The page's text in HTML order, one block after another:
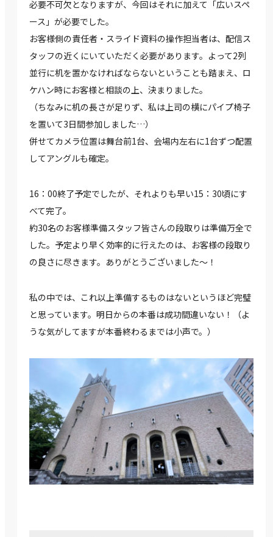
必要不可欠となりますが、今回はそれに加えて「広いスペ
ース」が必要でした。
お客様側の責任者・スライド資料の操作担当者は、配信ス
タッフの近くにいていただく必要があります。よって2列
並行に机を置かなければならないということも踏まえ、ロ
ケハン時にお客様と相談の上、決まりました。
（ちなみに机の長さが足りず、私は上司の横にパイプ椅子
を置いて3日間参加しました…）
併せてカメラ位置は舞台前1台、会場内左右に1台ずつ配置
してアングルも確定。
16：00終了予定でしたが、それよりも早い15：30頃にす
べて完了。
約30名のお客様準備スタッフ皆さんの段取りは準備万全で
した。予定より早く効率的に行えたのは、お客様の段取り
の良さに尽きます。ありがとうございました～！
私の中では、これ以上準備するものはないというほど完璧
と思っています。明日からの本番は成功間違いない！（よ
うな気がしてますが本番終わるまでは小声で。）